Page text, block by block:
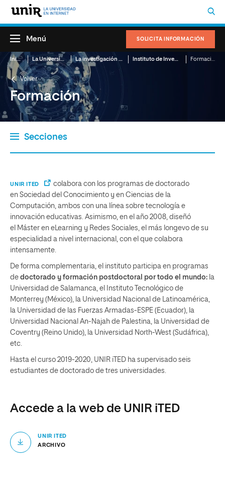
SOLICITA INFORMACIÓN
Menú
Inicio La Universidad La investigación en UNIR Instituto de Investigación, Innovación y Tecnología Educativas (UNIR iTED)
Volver
Formación
Secciones
UNIR ITED
colabora con los programas de doctorado
en Sociedad del Conocimiento y en Ciencias de la
Computación, ambos con una línea sobre tecnología e
innovación educativas. Asimismo, en el año 2008, diseñó
el Máster en eLearning y Redes Sociales, el más longevo de su
especialidad a nivel internacional, con el que colabora
intensamente.
De forma complementaria, el instituto participa en programas
de doctorado y formación postdoctoral por todo el mundo: la
Universidad de Salamanca, el Instituto Tecnológico de
Monterrey (México), la Universidad Nacional de Latinoamérica,
la Universidad de las Fuerzas Armadas-ESPE (Ecuador), la
Universidad Nacional An-Najah de Palestina, la Universidad de
Coventry (Reino Unido), la Universidad North-West (Sudáfrica),
etc.
Hasta el curso 2019-2020, UNIR iTED ha supervisado seis
estudiantes de doctorado de tres universidades.
Accede a la web de UNIR iTED
UNIR ITED
ARCHIVO